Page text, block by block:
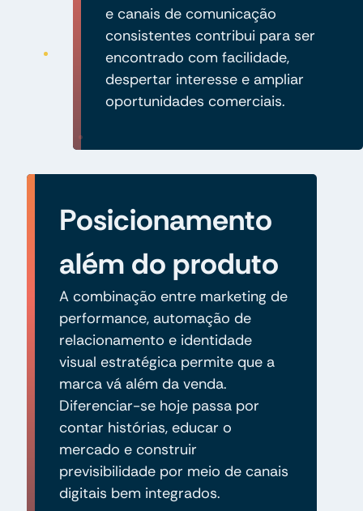
e canais de comunicação
consistentes contribui para ser
encontrado com facilidade,
despertar interesse e ampliar
oportunidades comerciais.
Posicionamento
além do produto
A combinação entre marketing de
performance, automação de
relacionamento e identidade
visual estratégica permite que a
marca vá além da venda.
Diferenciar-se hoje passa por
contar histórias, educar o
mercado e construir
previsibilidade por meio de canais
digitais bem integrados.